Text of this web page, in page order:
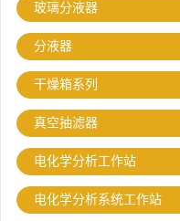
玻璃分液器
分液器
干燥箱系列
真空抽滤器
电化学分析工作站
电化学分析系统工作站